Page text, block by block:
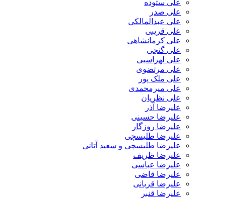
علی ستوده
علی صدر
علی عبدالمالکی
علی قریبی
علی کرمانشاهی
علی گنجی
علی لهراسبی
علی مرتضوی
علی ملک پور
علی میرمحمدی
علی نظریان
علیرضا آذر
علیرضا حسینی
علیرضا روزگار
علیرضا طلیسچی
علیرضا طلیسچی و سعید آتانی
علیرضا ظریف
علیرضا عباسی
علیرضا قاضی
علیرضا قربانی
علیرضا قنبر